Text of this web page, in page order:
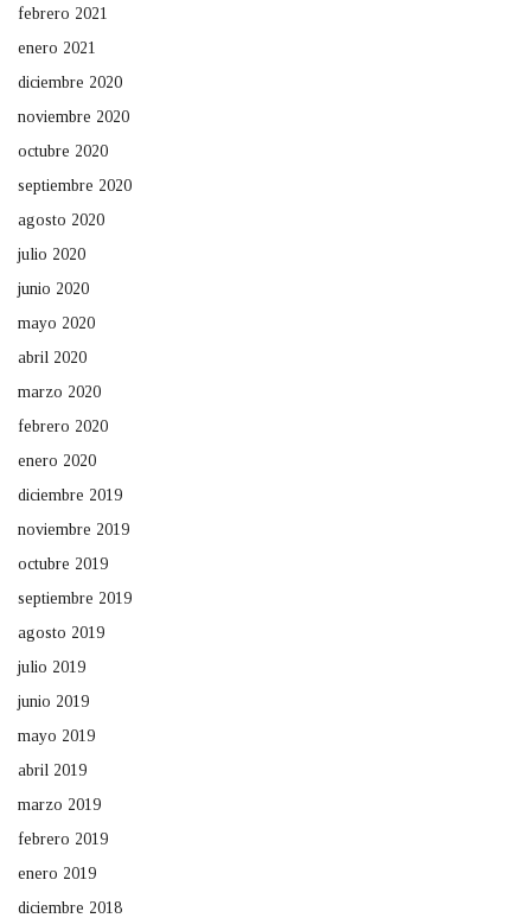
febrero 2021
enero 2021
diciembre 2020
noviembre 2020
octubre 2020
septiembre 2020
agosto 2020
julio 2020
junio 2020
mayo 2020
abril 2020
marzo 2020
febrero 2020
enero 2020
diciembre 2019
noviembre 2019
octubre 2019
septiembre 2019
agosto 2019
julio 2019
junio 2019
mayo 2019
abril 2019
marzo 2019
febrero 2019
enero 2019
diciembre 2018